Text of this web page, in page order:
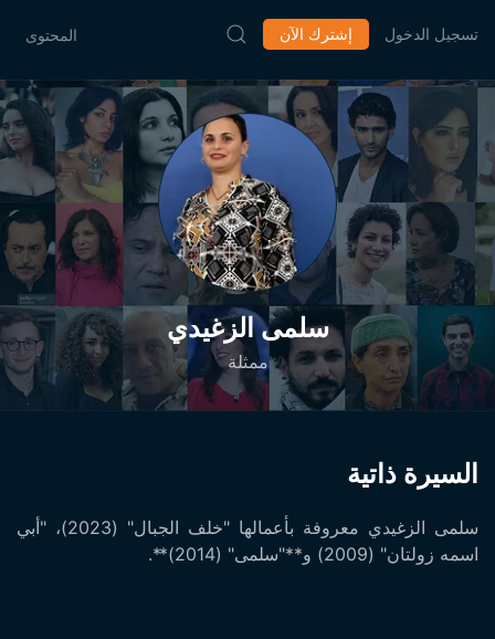
المحتوى إشترك الآن تسجيل الدخول
سلمى الزغيدي
ممثلة
السيرة ذاتية
سلمى الزغيدي معروفة بأعمالها "خلف الجبال" (2023)، "أبي
اسمه زولتان" (2009) و**"سلمى" (2014)**.